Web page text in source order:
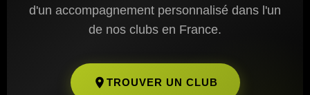
d'un accompagnement personnalisé dans l'un
de nos clubs en France.
TROUVER UN CLUB